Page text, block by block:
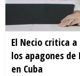
El Necio critica
los apagones
en Cuba